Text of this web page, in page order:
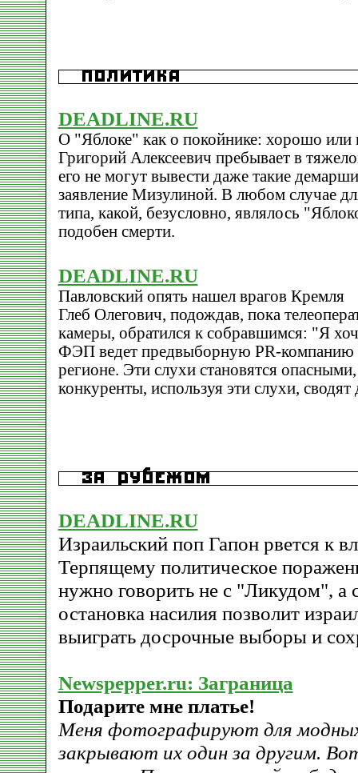
DEADLINE.RU
О "Яблоке" как о покойнике: хорошо или
Григорий Алексеевич пребывает в
его не могут вывести даже такие
заявление Мизулиной. В любом случае
типа, какой, безусловно, являлось
подобен смерти.
DEADLINE.RU
Павловский опять нашел врагов Кремля
Глеб Олегович, подождав, пока
камеры, обратился к собравшимся: "Я
ФЭП ведет предвыборную PR-компанию
регионе. Эти слухи становятся
конкуренты, используя эти слухи,
DEADLINE.RU
Израильский поп Гапон рвется к
Терпящему политическое
нужно говорить не с "Ликудом", а
остановка насилия позволит
выиграть досрочные выборы и
Newspepper.ru: Заграница
Подарите мне платье!
Меня фотографируют для
закрывают их один за другим.